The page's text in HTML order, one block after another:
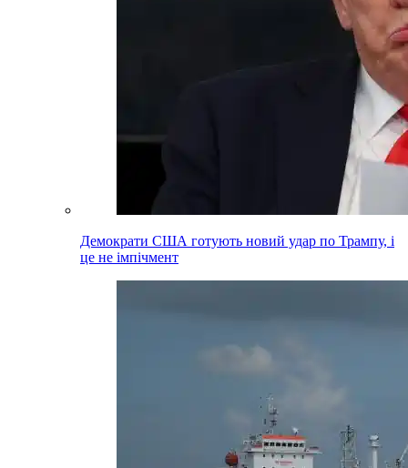
Демократи США готують новий удар по Трампу, і
це не імпічмент